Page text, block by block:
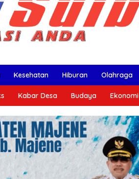
Kesehatan Hiburan Olahraga
Kabar Desa Budaya Ekonomi